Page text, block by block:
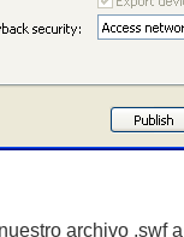
archivo .swf